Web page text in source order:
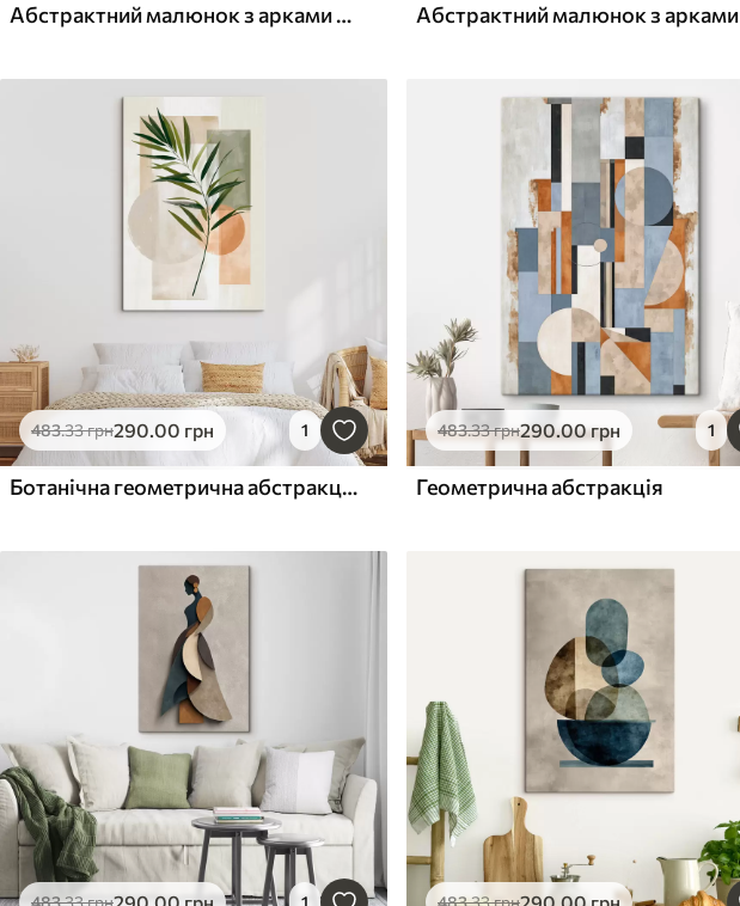
Абстрактний малюнок з арками та колами Абстрактний малюнок з арками
483.33грн290.00 грн 1
Ботанічна геометрична абстракція
483.33грн290.00грн 1
Геометрична абстракція
483.33грн 1 483.33грн